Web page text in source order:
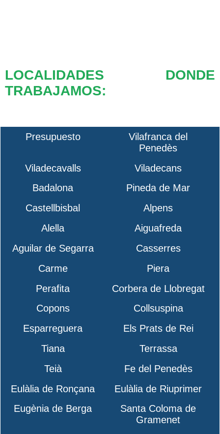
LOCALIDADES DONDE
TRABAJAMOS:
Presupuesto
Vilafranca del
Penedès
Viladecavalls
Viladecans
Badalona
Pineda de Mar
Castellbisbal
Alpens
Alella
Aiguafreda
Aguilar de Segarra
Casserres
Carme
Piera
Perafita
Corbera de Llobregat
Copons
Collsuspina
Esparreguera
Els Prats de Rei
Tiana
Terrassa
Teià
Fe del Penedès
Eulàlia de Ronçana
Eulàlia de Riuprimer
Eugènia de Berga
Santa Coloma de
Gramenet